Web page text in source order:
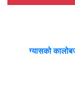
ग्यासको